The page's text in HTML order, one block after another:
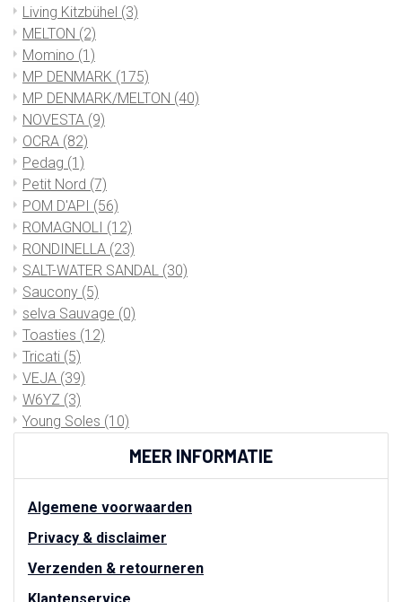
Living Kitzbühel (3)
MELTON (2)
Momino (1)
MP DENMARK (175)
MP DENMARK/MELTON (40)
NOVESTA (9)
OCRA (82)
Pedag (1)
Petit Nord (7)
POM D'API (56)
ROMAGNOLI (12)
RONDINELLA (23)
SALT-WATER SANDAL (30)
Saucony (5)
selva Sauvage (0)
Toasties (12)
Tricati (5)
VEJA (39)
W6YZ (3)
Young Soles (10)
MEER INFORMATIE
Algemene voorwaarden
Privacy & disclaimer
Verzenden & retourneren